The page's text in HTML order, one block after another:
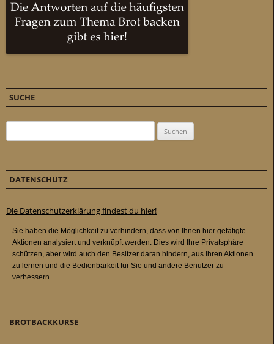
SUCHE
DATENSCHUTZ
Die Datenschutzerklärung findest du hier!
BROTBACKKURSE